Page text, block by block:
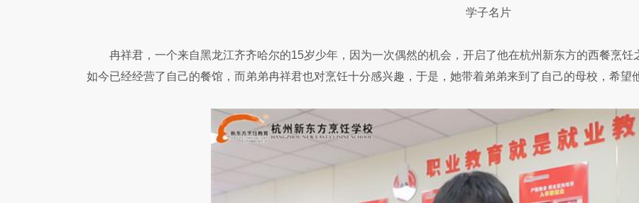
学子名片
冉祥君，一个来自黑龙江齐齐哈尔的15岁少年，因为一次偶然的机会，开启了他在杭州新东方的西餐烹饪
如今已经经营了自己的餐馆，而弟弟冉祥君也对烹饪十分感兴趣，于是，她带着弟弟来到了自己的母校，希望